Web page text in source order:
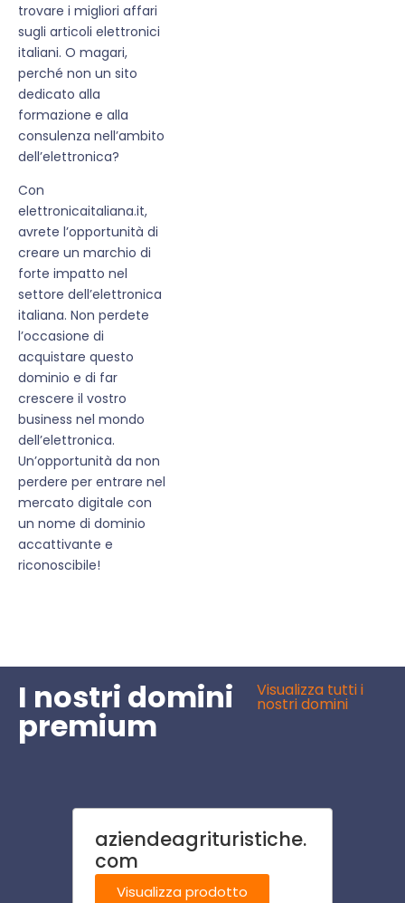
trovare i migliori affari
sugli articoli elettronici
italiani. O magari,
perché non un sito
dedicato alla
formazione e alla
consulenza nell’ambito
dell’elettronica?
Con
elettronicaitaliana.it,
avrete l’opportunità di
creare un marchio di
forte impatto nel
settore dell’elettronica
italiana. Non perdete
l’occasione di
acquistare questo
dominio e di far
crescere il vostro
business nel mondo
dell’elettronica.
Un’opportunità da non
perdere per entrare nel
mercato digitale con
un nome di dominio
accattivante e
riconoscibile!
I nostri domini
premium
Visualizza tutti i
nostri domini
aziendeagrituristiche.
com
Visualizza prodotto